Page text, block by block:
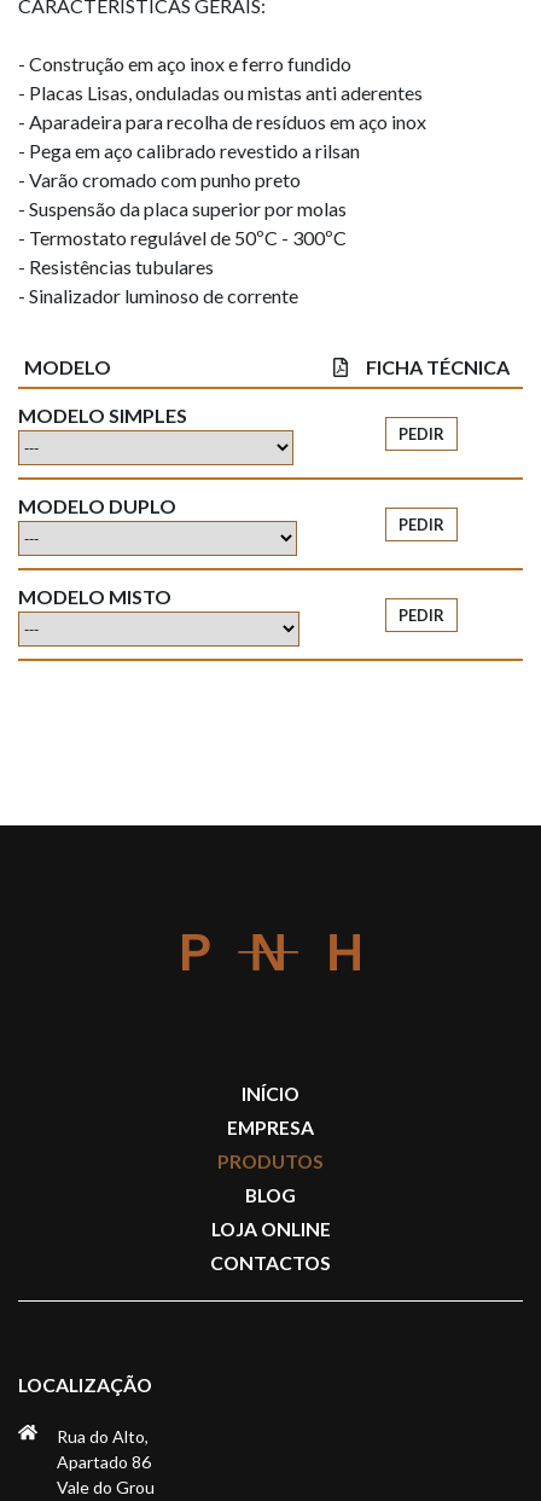
CARACTERÍSTICAS GERAIS:
- Construção em aço inox e ferro fundido
- Placas Lisas, onduladas ou mistas anti aderentes
- Aparadeira para recolha de resíduos em aço inox
- Pega em aço calibrado revestido a rilsan
- Varão cromado com punho preto
- Suspensão da placa superior por molas
- Termostato regulável de 50ºC - 300ºC
- Resistências tubulares
- Sinalizador luminoso de corrente
MODELO FICHA TÉCNICA
MODELO SIMPLES
PEDIR
MODELO DUPLO
PEDIR
MODELO MISTO
PEDIR
INÍCIO
EMPRESA
PRODUTOS
BLOG
LOJA ONLINE
CONTACTOS
LOCALIZAÇÃO
Rua do Alto,
Apartado 86
Vale do Grou